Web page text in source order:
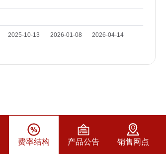
费率结构 产品公告 销售网点